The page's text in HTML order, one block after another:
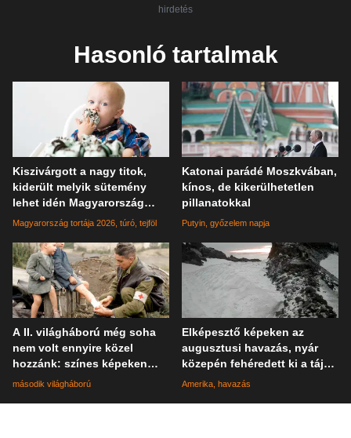
hirdetés
Hasonló tartalmak
Kiszivárgott a nagy titok,
kiderült melyik sütemény
lehet idén Magyarország
tortája
Magyarország tortája 2026 túró tejföl
Katonai parádé Moszkvában,
kínos, de kikerülhetetlen
pillanatokkal
Putyin győzelem napja
A II. világháború még soha
nem volt ennyire közel
hozzánk: színes képeken
elevenednek meg a katonák
második világháború
Elképesztő képeken az
augusztusi havazás, nyár
közepén fehéredett ki a táj
Kaliforniában
Amerika havazás